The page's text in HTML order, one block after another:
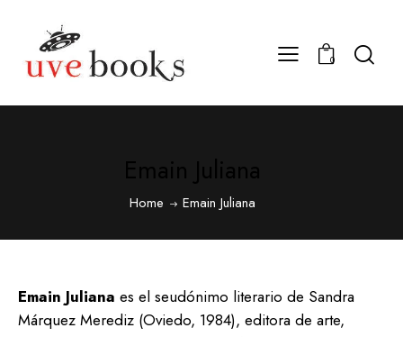
0
Home Emain Juliana
Emain Juliana es el seudónimo literario de Sandra
Márquez Merediz (Oviedo, 1984), editora de arte,